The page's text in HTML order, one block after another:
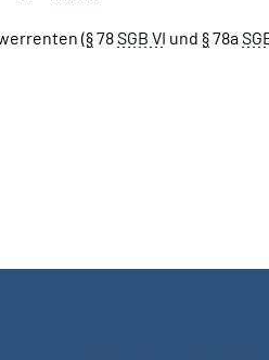
(§78SGB VI und §78a